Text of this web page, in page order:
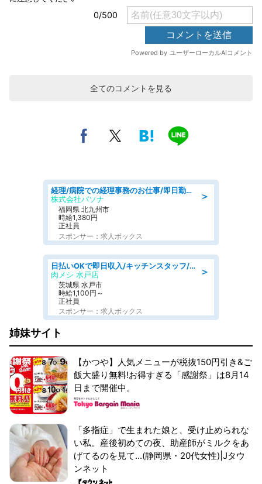
全てのコメントを見る
＞
経理/病院での経理事務のお仕事/即日勤務可/車通勤可/経理/一般事務
株式会社パソナ
福岡県 北九州市
時給1,380円
正社員
スポンサー：求人ボックス
＞
日払いOKで即日収入/キッチンスタッフ/「原付免許必須」デリバリー業務など、自己成長可能な幅広い仕事に挑戦!髪型自由&ピアス・ネイルOK/茨城県/水戸市
肉メシ 水戸店
茨城県 水戸市
時給1,100円～
正社員
スポンサー：求人ボックス
姉妹サイト
【かつや】人気メニューが税抜150円引き&ご
飯大盛り無料!お得すぎる「感謝祭」は8月14
日まで開催中。
「多指症」で生まれた娘と、受け止められな
い私。産後初めての夜、助産師がミルクをあ
げてるのを見て...(静岡県・20代女性)|Jタウ
ンネット